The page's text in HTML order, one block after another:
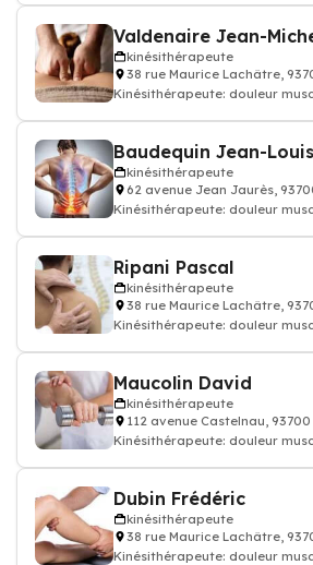
Valdenaire Jean-
kinésithérapeute
38 rue Maurice Lachâtre,
Kinésithérapeute: douleur
Baudequin Jean-Louis
kinésithérapeute
62 avenue Jean Jaurès,
Kinésithérapeute: douleur
Ripani Pascal
kinésithérapeute
38 rue Maurice Lachâtre,
Kinésithérapeute: douleur
Maucolin David
kinésithérapeute
112 avenue Castelnau, 93700
Kinésithérapeute: douleur
Dubin Frédéric
kinésithérapeute
38 rue Maurice Lachâtre,
Kinésithérapeute: douleur